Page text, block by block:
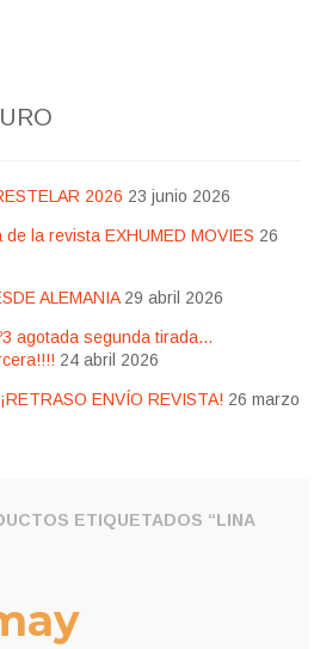
2026 23 junio 2026
la revista EXHUMED MOVIES 26
ALEMANIA 29 abril 2026
agotada segunda tirada…
24 abril 2026
ENVÍO REVISTA! 26 marzo
ETIQUETADOS “LINA